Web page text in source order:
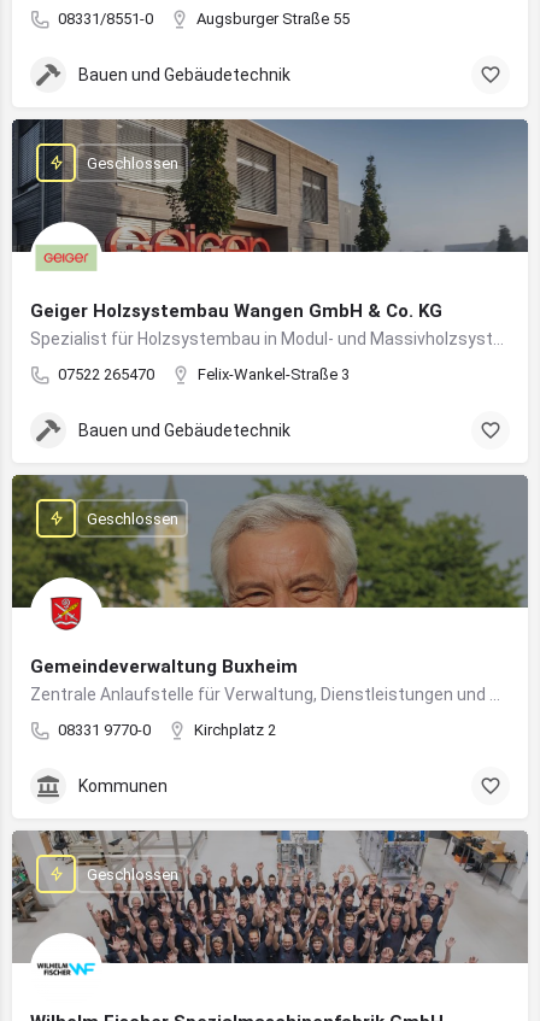
08331/8551-0 Augsburger Straße 55
Bauen und Gebäudetechnik
Geiger Holzsystembau Wangen GmbH & Co. KG
07522 265470 Felix-Wankel-Straße 3
Geschlossen
Bauen und Gebäudetechnik
Gemeindeverwaltung Buxheim
08331 9770-0 Kirchplatz 2
Geschlossen
Kommunen
Geschlossen